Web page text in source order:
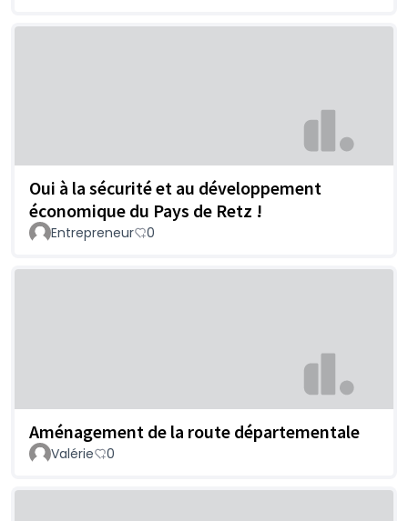
Oui à la sécurité et au développement
économique du Pays de Retz !
Entrepreneur 0
Aménagement de la route départementale
Valérie 0